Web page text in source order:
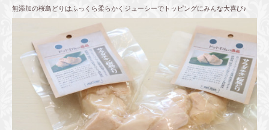
無添加の桜島どりはふっくら柔らかくジューシーでトッピングにみんな大喜び♪